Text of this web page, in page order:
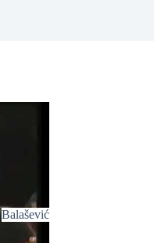
Balašević